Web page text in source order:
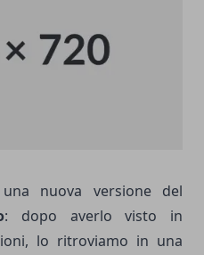
nuova versione del
: dopo averlo visto in
lo ritroviamo in una